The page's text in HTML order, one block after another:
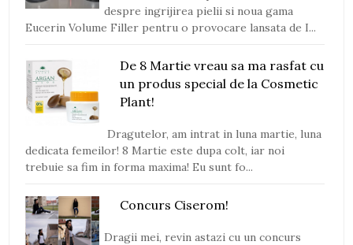
despre ingrijirea pielii si noua gama
Eucerin Volume Filler pentru o provocare lansata de I...
De 8 Martie vreau sa ma rasfat cu
un produs special de la Cosmetic
Plant!
Dragutelor, am intrat in luna martie, luna
dedicata femeilor! 8 Martie este dupa colt, iar noi
trebuie sa fim in forma maxima! Eu sunt fo...
Concurs Ciserom!
Dragii mei, revin astazi cu un concurs